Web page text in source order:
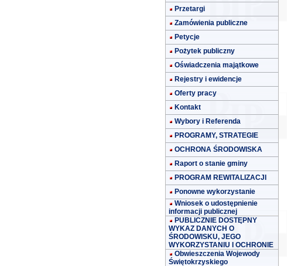
Przetargi
Zamówienia publiczne
Petycje
Pożytek publiczny
Oświadczenia majątkowe
Rejestry i ewidencje
Oferty pracy
Kontakt
Wybory i Referenda
PROGRAMY, STRATEGIE
OCHRONA ŚRODOWISKA
Raport o stanie gminy
PROGRAM REWITALIZACJI
Ponowne wykorzystanie
Wniosek o udostępnienie
informacji publicznej
PUBLICZNIE DOSTĘPNY
WYKAZ DANYCH O
ŚRODOWISKU, JEGO
WYKORZYSTANIU I OCHRONIE
Obwieszczenia Wojewody
Świętokrzyskiego